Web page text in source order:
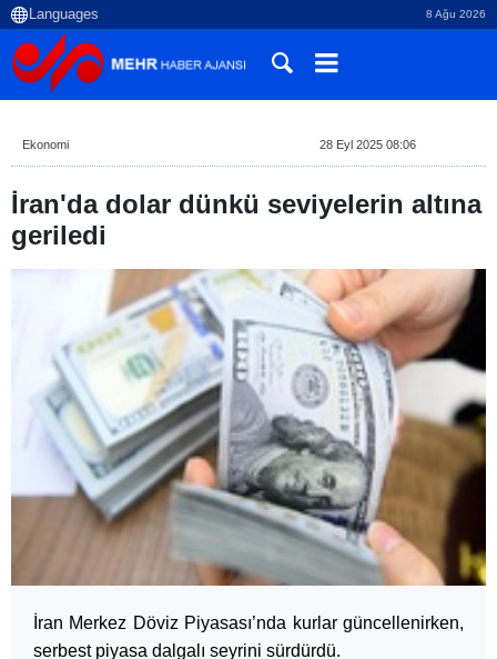
8 Ağu 2026
Ekonomi 28 Eyl 2025 08:06
İran'da dolar dünkü seviyelerin altına
geriledi
İran Merkez Döviz Piyasası’nda kurlar güncellenirken,
serbest piyasa dalgalı seyrini sürdürdü.